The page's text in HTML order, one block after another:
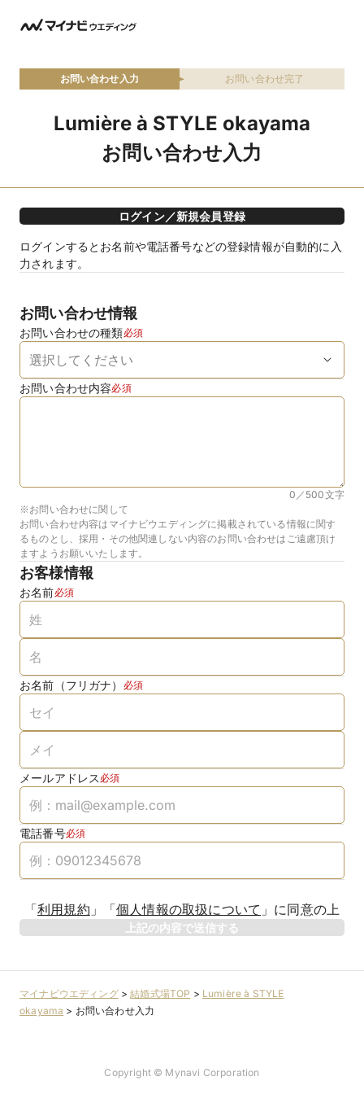
お問い合わせ入力 お問い合わせ完了
Lumière à STYLE okayama
お問い合わせ入力
ログイン／新規会員登録
ログインするとお名前や電話番号などの登録情報が自動的に入
力されます。
お問い合わせ情報
お問い合わせの種類必須
お問い合わせ内容必須
0／500文字
※お問い合わせに関して
お問い合わせ内容はマイナビウエディングに掲載されている情報に関す
るものとし、採用・その他関連しない内容のお問い合わせはご遠慮頂け
ますようお願いいたします。
お客様情報
お名前必須
お名前（フリガナ） 必須
メールアドレス 必須
電話番号必須
「利用規約 」 「個人情報の取扱について 」 に同意の上
上記の内容で送信する
マイナビウエディング>結婚式場TOP > Lumière à STYLE
okayama > お問い合わせ入力
Copyright © Mynavi Corporation